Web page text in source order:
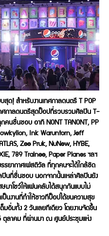
สุด! สำหรับงานเทศกาลดนตรี T POP
ทศกาลดนตรีสุดป็อปที่รวบรวมศิลปิน T-
คนชื่นชอบ อาทิ NONT TANONT, PP
Ink Waruntorn, Jeff
Zee Pruk, NuNew, HYBE,
789 Trainee, Paper Planes ฯลฯ
รยากาศเฟสติวัล ที่ทุกคนจะได้ใกล้ชิด
นที่ชื่นชอบ นอกจากนั้นเหล่าศิลปินยัง
ษมาโชว์ให้แฟนคลับได้สนุกกันแบบไม่
ป็นงานที่ทำให้ชาวทีป็อปได้ขนความสุข
มอิ่มทั้ง 2 วันเลยทีเดียว โดยงานจัดขึ้น
ตุลาคม ที่ผ่านมา ณ ศูนย์ประชุมแห่ง